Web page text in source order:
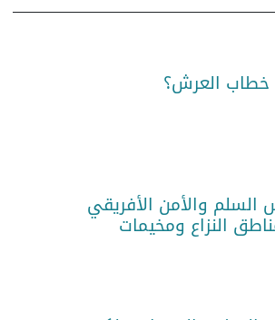
خطاب العرش؟
والأمن الأفريقي
النزاع ومخيمات